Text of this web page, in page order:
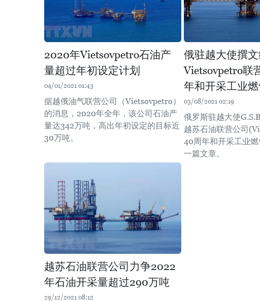
2020年Vietsovpetro石油产
量超过年初设定计划
04/01/2021 01:43
据越俄油气联营公司（Vietsovpetro）
的消息，2020年全年，该公司石油产
量达342万吨，高出年初设定的目标近
30万吨。
俄驻越大使撰
Vietsovpetro联
年和开采工业
03/08/2021 02:19
俄罗斯驻越大使
越苏石油联营公司
40周年和开采工业
一篇文章。
越苏石油联营公司力争2022
年石油开采量超过290万吨
29/12/2021 08:12